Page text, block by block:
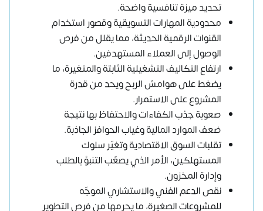
تحديد ميزة تنافسية واضحة.
محدودية المهارات التسويقية وقصور استخدام
القنوات الرقمية الحديثة، مما يقلل من فرص
الوصول إلى العملاء المستهدفين.
ارتفاع التكاليف التشغيلية الثابتة والمتغيرة، ما
يضغط على هوامش الربح ويحد من قدرة
المشروع على الاستمرار.
صعوبة جذب الكفاءات والاحتفاظ بها نتيجة
ضعف الموارد المالية وغياب الحوافز الجاذبة.
تقلبات السوق الاقتصادية وتغيّر سلوك
المستهلكين، الأمر الذي يصعّب التنبؤ بالطلب
وإدارة المخزون.
نقص الدعم الفني والاستشاري الموجّه
للمشروعات الصغيرة، ما يحرمها من فرص التطوير